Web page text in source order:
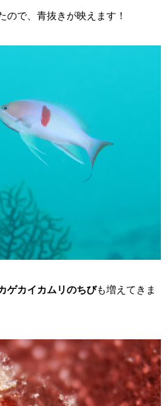
ので、青抜きが映えます！
ゲカイカムリのちびも増えてきま